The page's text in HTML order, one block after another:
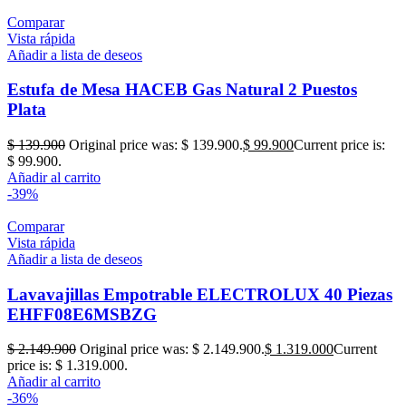
Comparar
Vista rápida
Añadir a lista de deseos
Estufa de Mesa HACEB Gas Natural 2 Puestos
Plata
$139.900 Original price was: $ 139.900.$ 99.900Current price is:
$ 99.900.
Añadir al carrito
-39%
Comparar
Vista rápida
Añadir a lista de deseos
Lavavajillas Empotrable ELECTROLUX 40 Piezas
EHFF08E6MSBZG
$2.149.900 Original price was: $ 2.149.900.$ 1.319.000Current
price is: $ 1.319.000.
Añadir al carrito
-36%